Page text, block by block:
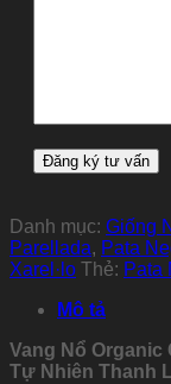
Danh mục: Giống
Parellada, Pata
Xarel·lo
Thẻ: Pata
Mô tả
Vang Nổ Organic
Tự Nhiên Thanh